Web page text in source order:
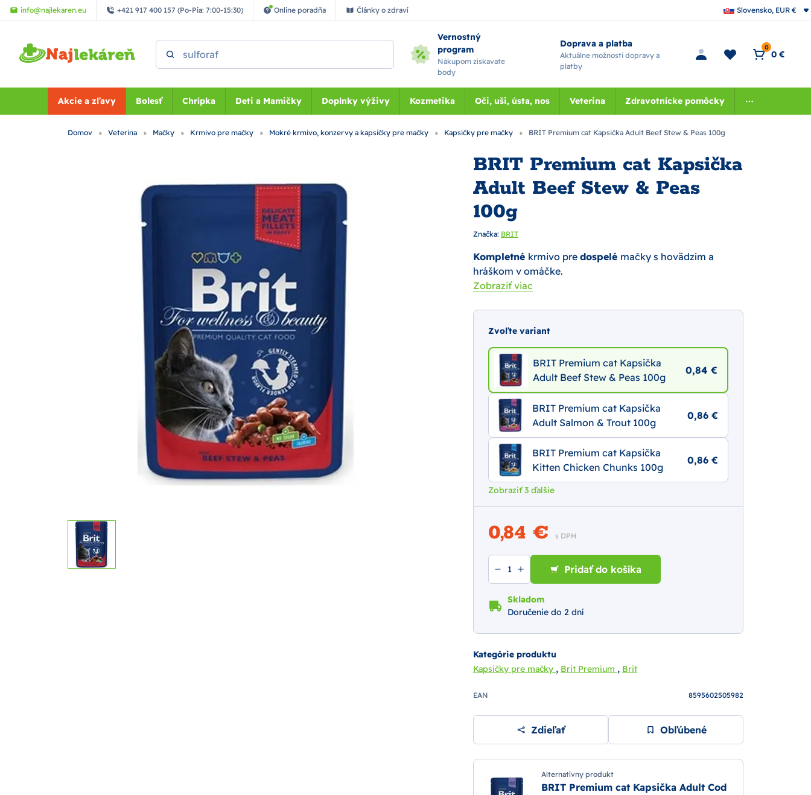
Preskočiť na hlavný obsah
info@najlekaren.eu +421 917 400 157 (Po-Pia: 7:00-15:30) Online poradňa Články o zdraví Slovensko, EUR €
Vernostný
program
Nákupom získavate
body
Doprava a platba
Aktuálne možnosti dopravy a
platby
0
0 €
Akcie a zľavy Bolesť Chrípka Deti a Mamičky Doplnky výživy Kozmetika Oči, uši, ústa, nos Veterina Zdravotnícke pomôcky
Domov Veterina Mačky Krmivo pre mačky Mokré krmivo, konzervy a kapsičky pre mačky Kapsičky pre mačky BRIT Premium cat Kapsička Adult Beef Stew & Peas 100g
BRIT Premium cat Kapsička
Adult Beef Stew & Peas
100g
Značka: BRIT
Kompletné krmivo pre dospelé mačky s hovädzím a
hráškom v omáčke.
Zobraziť viac
Zvoľte variant
BRIT Premium cat Kapsička
Adult Beef Stew & Peas 100g
0,84 €
BRIT Premium cat Kapsička
Adult Salmon & Trout 100g
0,86 €
BRIT Premium cat Kapsička
Kitten Chicken Chunks 100g
0,86 €
Zobraziť 3 ďalšie
0,84 € s DPH
Pridať do košíka
Skladom
Doručenie do 2 dní
Kategórie produktu
Kapsičky pre mačky , Brit Premium , Brit
EAN 8595602505982
Zdieľať Obľúbené
Alternatívny produkt
BRIT Premium cat Kapsička Adult Cod